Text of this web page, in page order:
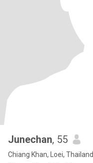
Junechan, 55
Chiang Khan, Loei, Thailand